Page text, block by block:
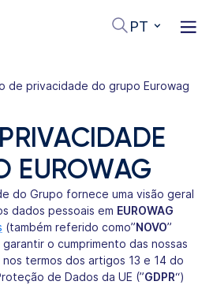
PT
de privacidade do grupo Eurowag
EUROWAG
do Grupo fornece uma visão geral
dados pessoais em EUROWAG
(também referido como”NOVO”
o cumprimento das nossas
termos dos artigos 13 e 14 do
de Dados da UE (”GDPR“)